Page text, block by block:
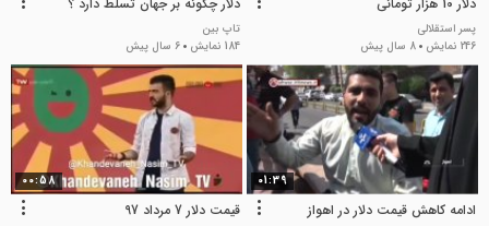
پسر استقلالی
246 نمایش
8 سال پیش
تاپ بین
184 نمایش
6 سال پیش
01:39
ادامه کاهش قیمت دلار در اهواز
00:58
قیمت دلار 7 مرداد 97